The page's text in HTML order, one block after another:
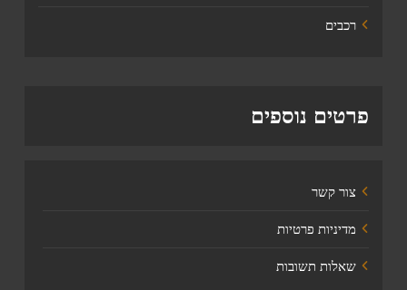
רכבים
פרטים נוספים
צור קשר
מדיניות פרטיות
שאלות תשובות